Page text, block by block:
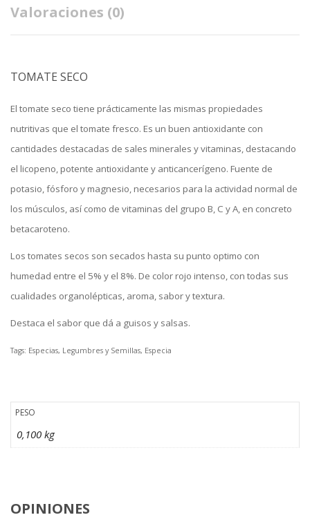
Valoraciones (0)
TOMATE SECO
El tomate seco tiene prácticamente las mismas propiedades
nutritivas que el tomate fresco. Es un buen antioxidante con
cantidades destacadas de sales minerales y vitaminas, destacando
el licopeno, potente antioxidante y anticancerígeno. Fuente de
potasio, fósforo y magnesio, necesarios para la actividad normal de
los músculos, así como de vitaminas del grupo B, C y A, en concreto
betacaroteno.
Los tomates secos son secados hasta su punto optimo con
humedad entre el 5% y el 8%. De color rojo intenso, con todas sus
cualidades organolépticas, aroma, sabor y textura.
Destaca el sabor que dá a guisos y salsas.
Tags: Especias, Legumbres y Semillas, Especia
PESO
0,100 kg
OPINIONES